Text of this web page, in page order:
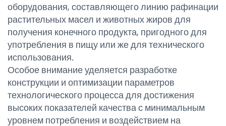
оборудования, составляющего линию рафинации
растительных масел и животных жиров для
получения конечного продукта, пригодного для
употребления в пищу или же для технического
использования.
Особое внимание уделяется разработке
конструкции и оптимизации параметров
технологического процесса для достижения
высоких показателей качества с минимальным
уровнем потребления и воздействием на